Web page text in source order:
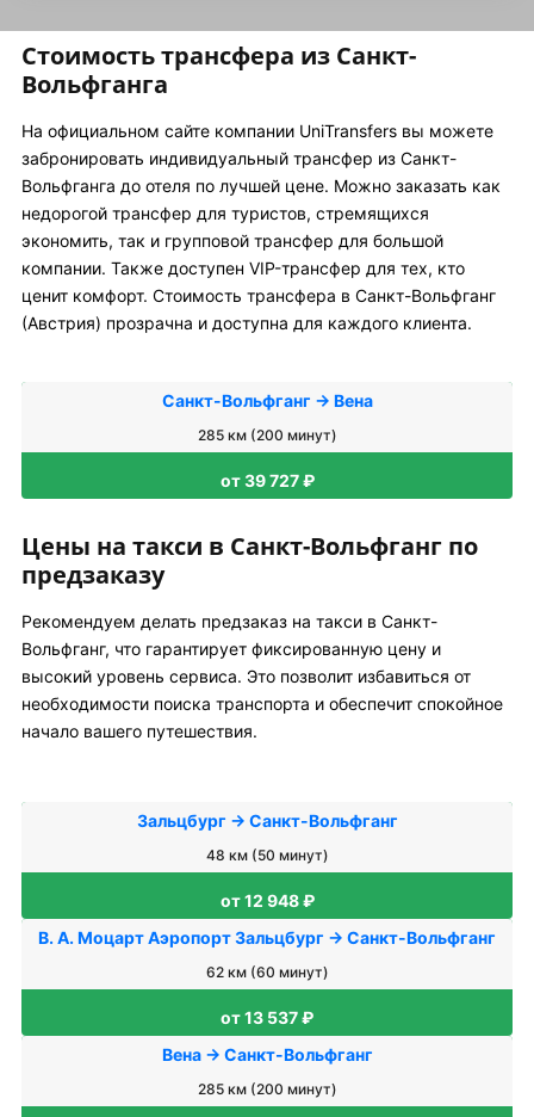
Стоимость трансфера из Санкт-
Вольфганга
На официальном сайте компании UniTransfers вы можете
забронировать индивидуальный трансфер из Санкт-
Вольфганга до отеля по лучшей цене. Можно заказать как
недорогой трансфер для туристов, стремящихся
экономить, так и групповой трансфер для большой
компании. Также доступен VIP-трансфер для тех, кто
ценит комфорт. Стоимость трансфера в Санкт-Вольфганг
(Австрия) прозрачна и доступна для каждого клиента.
Санкт-Вольфганг → Вена
285 км (200 минут)
от 39 727 ₽
Цены на такси в Санкт-Вольфганг по
предзаказу
Рекомендуем делать предзаказ на такси в Санкт-
Вольфганг, что гарантирует фиксированную цену и
высокий уровень сервиса. Это позволит избавиться от
необходимости поиска транспорта и обеспечит спокойное
начало вашего путешествия.
Зальцбург → Санкт-Вольфганг
48 км (50 минут)
от 12 948 ₽
В. А. Моцарт Аэропорт Зальцбург → Санкт-Вольфганг
62 км (60 минут)
от 13 537 ₽
Вена → Санкт-Вольфганг
285 км (200 минут)